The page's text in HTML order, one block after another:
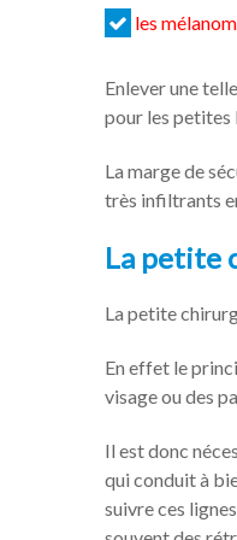
les
Enlever une
pour les petites
La marge de
très infiltrants
La petite
La petite
En effet le
visage ou des
Il est donc
qui conduit à
suivre ces